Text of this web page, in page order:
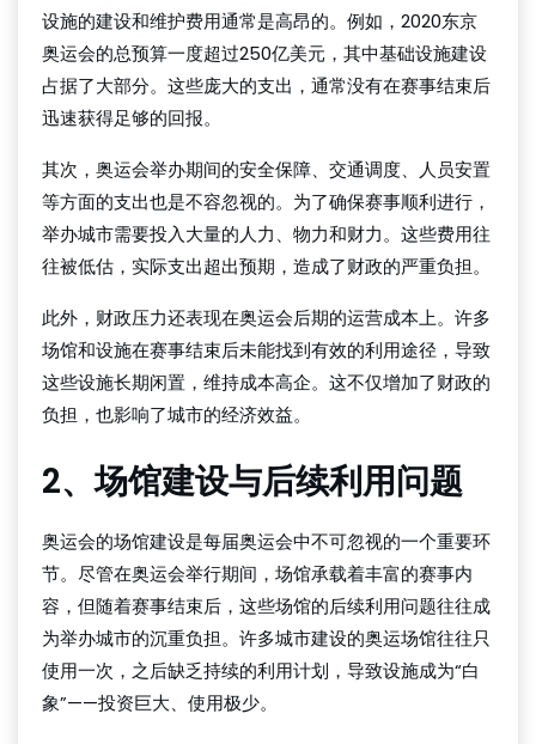
设施的建设和维护费用通常是高昂的。例如，2020东京
奥运会的总预算一度超过250亿美元，其中基础设施建设
占据了大部分。这些庞大的支出，通常没有在赛事结束后
迅速获得足够的回报。
其次，奥运会举办期间的安全保障、交通调度、人员安置
等方面的支出也是不容忽视的。为了确保赛事顺利进行，
举办城市需要投入大量的人力、物力和财力。这些费用往
往被低估，实际支出超出预期，造成了财政的严重负担。
此外，财政压力还表现在奥运会后期的运营成本上。许多
场馆和设施在赛事结束后未能找到有效的利用途径，导致
这些设施长期闲置，维持成本高企。这不仅增加了财政的
负担，也影响了城市的经济效益。
2、场馆建设与后续利用问题
奥运会的场馆建设是每届奥运会中不可忽视的一个重要环
节。尽管在奥运会举行期间，场馆承载着丰富的赛事内
容，但随着赛事结束后，这些场馆的后续利用问题往往成
为举办城市的沉重负担。许多城市建设的奥运场馆往往只
使用一次，之后缺乏持续的利用计划，导致设施成为“白
象”——投资巨大、使用极少。